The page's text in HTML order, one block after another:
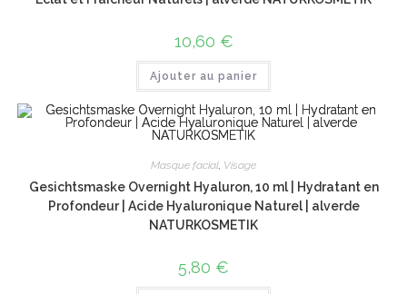
10,60 €
Ajouter au panier
Masque facial Visage
Gesichtsmaske Overnight Hyaluron, 10 ml | Hydratant en
Profondeur | Acide Hyaluronique Naturel | alverde
NATURKOSMETIK
5,80 €